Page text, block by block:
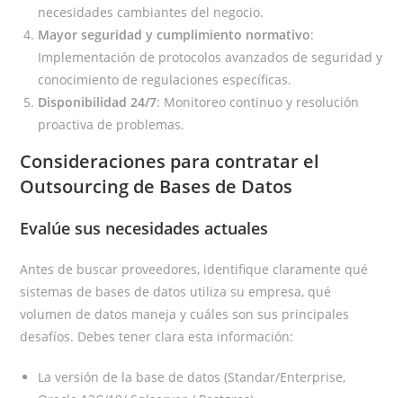
necesidades cambiantes del negocio.
Mayor seguridad y cumplimiento normativo:
Implementación de protocolos avanzados de seguridad y
conocimiento de regulaciones específicas.
Disponibilidad 24/7: Monitoreo continuo y resolución
proactiva de problemas.
Consideraciones para contratar el
Outsourcing de Bases de Datos
Evalúe sus necesidades actuales
Antes de buscar proveedores, identifique claramente qué
sistemas de bases de datos utiliza su empresa, qué
volumen de datos maneja y cuáles son sus principales
desafíos. Debes tener clara esta información:
La versión de la base de datos (Standar/Enterprise,